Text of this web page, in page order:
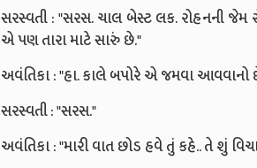
સરસ્વતી : "સરસ. ચાલ બેસ્ટ લક. રોહનની જેમ
એ પણ તારા માટે સારું છે."
અવંતિકા : "હા. કાલે બપોરે એ જમવા
સરસ્વતી : "સરસ."
અવંતિકા : "મારી વાત છોડ હવે તું કહે.. તે શું